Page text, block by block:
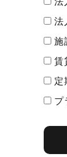
法
施
賃
定
プ
最短